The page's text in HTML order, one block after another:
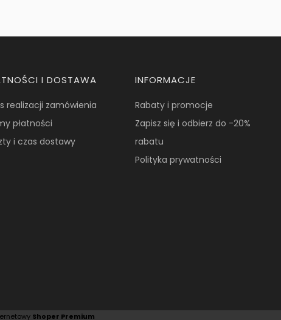
I DOSTAWA
realizacji zamówienia
płatności
i czas dostawy
INFORMACJE
Rabaty i promocje
Zapisz się i odbierz do -20%
rabatu
Polityka prywatności
Shoper Premium